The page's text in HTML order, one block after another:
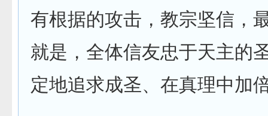
有根据的攻击，教宗坚信，
就是，全体信友忠于天主的
定地追求成圣、在真理中加